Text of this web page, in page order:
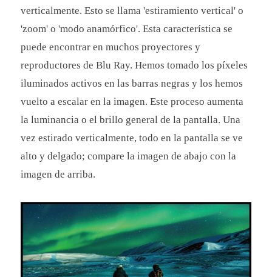
verticalmente. Esto se llama 'estiramiento vertical' o
'zoom' o 'modo anamórfico'. Esta característica se
puede encontrar en muchos proyectores y
reproductores de Blu Ray. Hemos tomado los píxeles
iluminados activos en las barras negras y los hemos
vuelto a escalar en la imagen. Este proceso aumenta
la luminancia o el brillo general de la pantalla. Una
vez estirado verticalmente, todo en la pantalla se ve
alto y delgado; compare la imagen de abajo con la
imagen de arriba.